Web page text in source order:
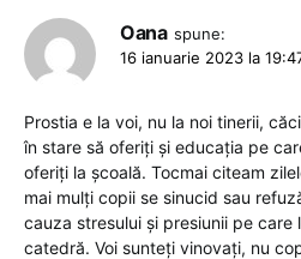
Oana spune:
16 ianuarie 2023 la
Prostia e la voi, nu la noi tinerii,
în stare să oferiți și educația pe
oferiți la școală. Tocmai citeam
mai mulți copii se sinucid sau
cauza stresului și presiunii pe
catedră. Voi sunteți vinovați, nu